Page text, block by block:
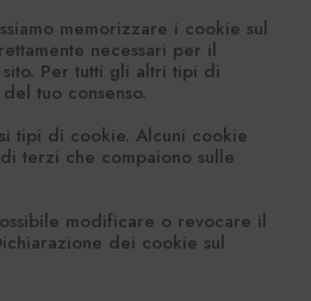
memorizzare i cookie sul
necessari per il
Per tutti gli altri tipi di
tuo consenso.
tipi di cookie. Alcuni cookie
terzi che compaiono sulle
modificare o revocare il
dei cookie sul